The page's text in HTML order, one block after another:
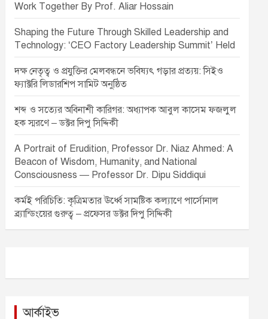
Work Together By Prof. Aliar Hossain
Shaping the Future Through Skilled Leadership and
Technology: ‘CEO Factory Leadership Summit’ Held
দক্ষ নেতৃত্ব ও প্রযুক্তির মেলবন্ধনে ভবিষ্যৎ গড়ার প্রত্যয়: সিইও
ফ্যাক্টরি লিডারশিপ সামিট অনুষ্ঠিত
শব্দ ও সত্যের অবিনাশী কারিগর: অধ্যাপক আবুল কাসেম ফজলুল
হক স্মরণে – ডক্টর দিপু সিদ্দিকী
A Portrait of Erudition, Professor Dr. Niaz Ahmed: A
Beacon of Wisdom, Humanity, and National
Consciousness — Professor Dr. Dipu Siddiqui
কর্মই পরিচিতি: কৃত্রিমতার ঊর্ধ্বে সামষ্টিক কল্যাণে পার্সোনাল
ব্র্যান্ডিংয়ের গুরুত্ব – প্রফেসর ডক্টর দিপু সিদ্দিকী
আর্কাইভ